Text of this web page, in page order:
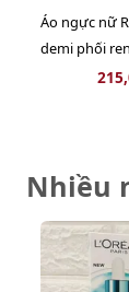
Áo ngực nữ
demi phối
không gọng,
Nhiều